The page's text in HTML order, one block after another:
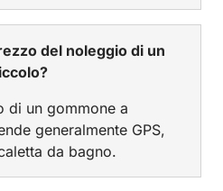
del noleggio di un
di un gommone a
generalmente GPS,
da bagno.